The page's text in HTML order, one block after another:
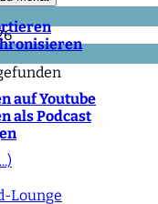
auf Youtube
als Podcast
Lounge